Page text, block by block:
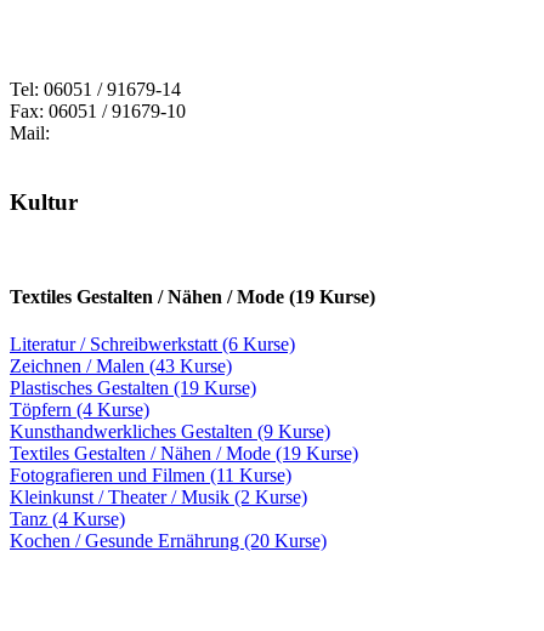
Tel: 06051 / 91679-14
Fax: 06051 / 91679-10
Mail:
Kultur
Textiles Gestalten / Nähen / Mode (19 Kurse)
Literatur / Schreibwerkstatt (6 Kurse)
Zeichnen / Malen (43 Kurse)
Plastisches Gestalten (19 Kurse)
Töpfern (4 Kurse)
Kunsthandwerkliches Gestalten (9 Kurse)
Textiles Gestalten / Nähen / Mode (19 Kurse)
Fotografieren und Filmen (11 Kurse)
Kleinkunst / Theater / Musik (2 Kurse)
Tanz (4 Kurse)
Kochen / Gesunde Ernährung (20 Kurse)